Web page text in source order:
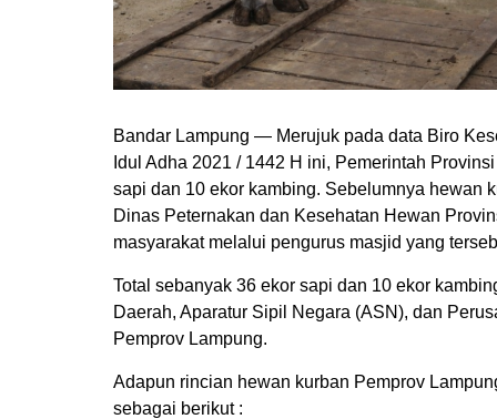
Bandar Lampung — Merujuk pada data Biro
Idul Adha 2021 / 1442 H ini, Pemerintah
sapi dan 10 ekor kambing. Sebelumnya hewan
Dinas Peternakan dan Kesehatan Hewan
masyarakat melalui pengurus masjid yang
Total sebanyak 36 ekor sapi dan 10 ekor
Daerah, Aparatur Sipil Negara (ASN), dan
Pemprov Lampung.
Adapun rincian hewan kurban Pemprov
sebagai berikut :